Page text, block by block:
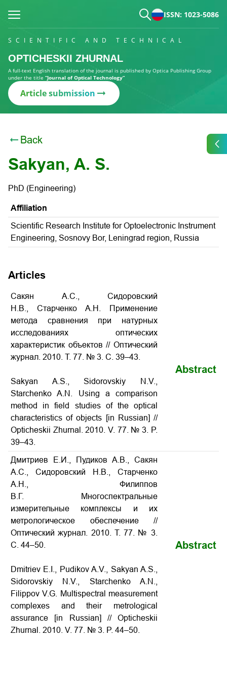
ISSN: 1023-5086
SCIENTIFIC AND TECHNICAL
OPTICHESKII ZHURNAL
A full-text English translation of the journal is published by Optica Publishing Group
under the title “Journal of Optical Technology”
Article submission
Back
Sakyan, A. S.
PhD (Engineering)
Affiliation
Scientific Research Institute for Optoelectronic Instrument
Engineering, Sosnovy Bor, Leningrad region, Russia
Articles
Сакян А.С., Сидоровский
Н.В., Старченко А.Н. Применение
метода сравнения при натурных
исследованиях оптических
характеристик объектов // Оптический
журнал. 2010. Т. 77. № 3. С. 39–43.
Sakyan A.S., Sidorovskiy N.V.,
Starchenko A.N. Using a comparison
method in field studies of the optical
characteristics of objects [in Russian] //
Opticheskii Zhurnal. 2010. V. 77. № 3. P.
39–43.
Abstract
Дмитриев Е.И., Пудиков А.В., Сакян
А.С., Сидоровский Н.В., Старченко
А.Н., Филиппов
В.Г. Многоспектральные
измерительные комплексы и их
метрологическое обеспечение //
Оптический журнал. 2010. Т. 77. № 3.
С. 44–50.
Dmitriev E.I., Pudikov A.V., Sakyan A.S.,
Sidorovskiy N.V., Starchenko A.N.,
Filippov V.G. Multispectral measurement
complexes and their metrological
assurance [in Russian] // Opticheskii
Zhurnal. 2010. V. 77. № 3. P. 44–50.
Abstract